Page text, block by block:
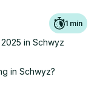
1 min
in Schwyz
in Schwyz?